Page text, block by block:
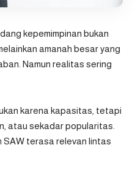
kepemimpinan bukan
amanah besar yang
Namun realitas sering
karena kapasitas, tetapi
atau sekadar popularitas.
SAW terasa relevan lintas